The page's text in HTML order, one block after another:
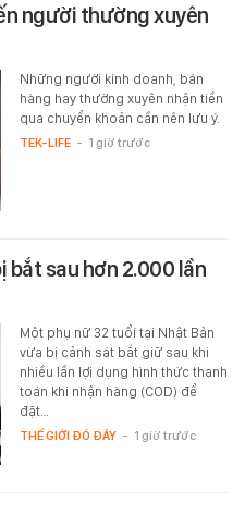
người thường xuyên
Những người kinh doanh, bán
hàng hay thường xuyên nhận tiền
qua chuyển khoản cần nên lưu ý.
TEK-LIFE - 1 giờ trước
bắt sau hơn 2.000 lần
Một phụ nữ 32 tuổi tại Nhật Bản
vừa bị cảnh sát bắt giữ sau khi
nhiều lần lợi dụng hình thức thanh
toán khi nhận hàng (COD) để
đặt…
THẾ GIỚI ĐÓ ĐÂY - 1 giờ trước